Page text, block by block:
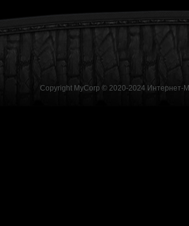
Copyright MyCorp © 2020-2024 Интернет-